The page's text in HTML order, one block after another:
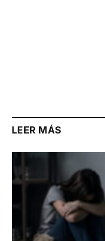
LEER MÁS